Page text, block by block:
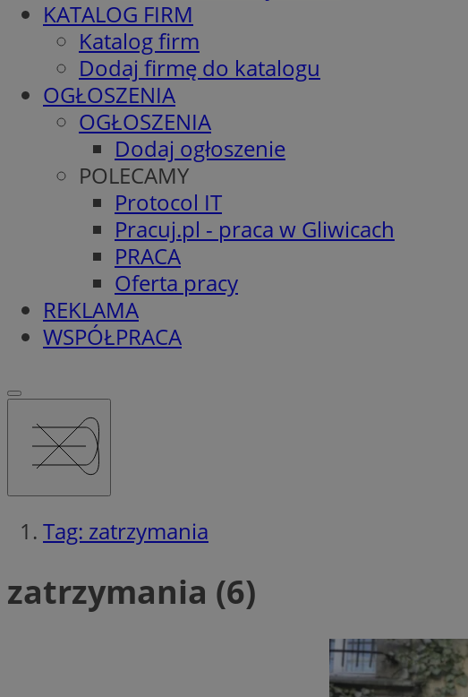
KATALOG FIRM
Katalog firm
Dodaj firmę do katalogu
OGŁOSZENIA
OGŁOSZENIA
Dodaj ogłoszenie
POLECAMY
Protocol IT
Pracuj.pl - praca w Gliwicach
PRACA
Oferta pracy
REKLAMA
WSPÓŁPRACA
Tag: zatrzymania
zatrzymania (6)